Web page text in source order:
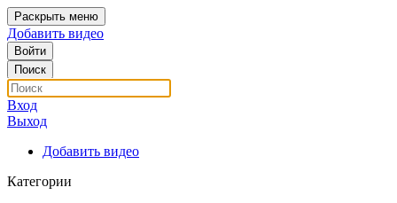
Раскрыть меню
Добавить видео
Войти
Поиск
Вход
Выход
Добавить видео
Категории